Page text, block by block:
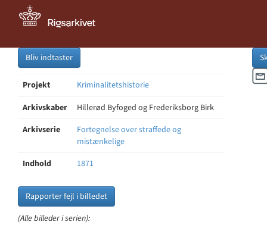
Bliv indtaster
Projekt
Kriminalitetshistorie
Arkivskaber
Hillerød Byfoged og Frederiksborg Birk
Arkivserie
Fortegnelse over straffede og
mistænkelige
Indhold
1871
Rapporter fejl i billedet
(Alle billeder i serien):